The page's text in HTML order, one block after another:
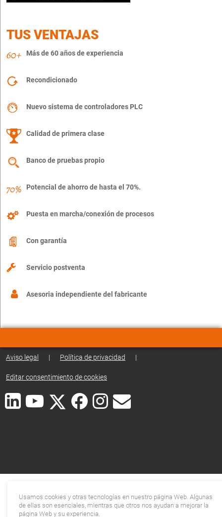
TUS VENTAJAS
Más de 60 años de experiencia
Recondicionado
Nuevo sistema de controladores PLC
Calidad de primera clase
Banco de pruebas propio
Potencial de ahorro de hasta el 70%.
Puesta en marcha/conexión de procesos
Con garantía
Servicio postventa
Asesoria independiente del fabricante
Aviso legal | Política de privacidad |
Editar consentimiento de cookies
Usamos cookies y otras tecnologías en nuestro página Web. Algunas
de ellas son esenciales, mientras que otros nos ayudan a mejorar la
página Web y su experiencia.